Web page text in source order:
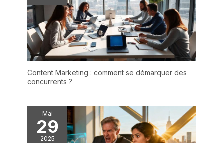
Content Marketing : comment se démarquer des
concurrents ?
Mai
29
2025